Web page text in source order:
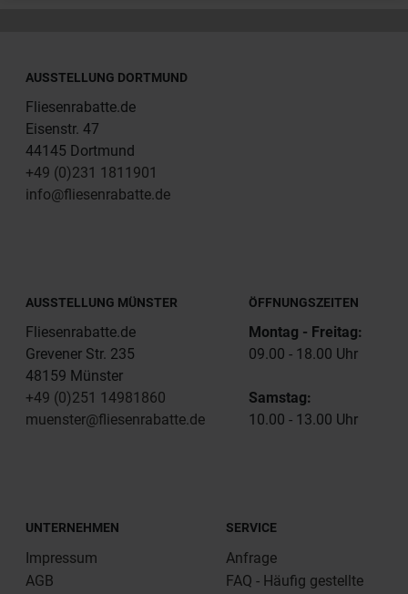
AUSSTELLUNG DORTMUND
Fliesenrabatte.de
Eisenstr. 47
44145 Dortmund
+49 (0)231 1811901
info@fliesenrabatte.de
AUSSTELLUNG MÜNSTER
Fliesenrabatte.de
Grevener Str. 235
48159 Münster
+49 (0)251 14981860
muenster@fliesenrabatte.de
ÖFFNUNGSZEITEN
Montag - Freitag:
09.00 - 18.00 Uhr
Samstag:
10.00 - 13.00 Uhr
UNTERNEHMEN
Impressum
AGB
SERVICE
Anfrage
FAQ - Häufig gestellte